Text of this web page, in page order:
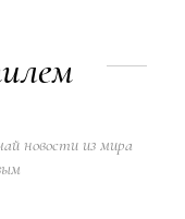
новости из мира